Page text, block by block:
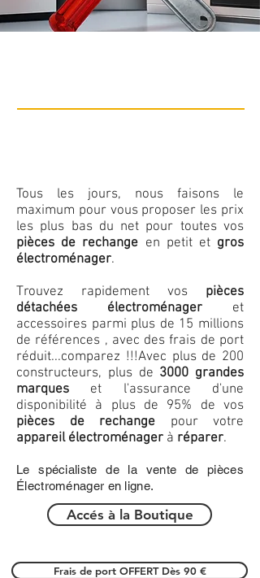
Tous les jours, nous faisons le
maximum pour vous proposer les prix
les plus bas du net pour toutes vos
pièces de rechange en petit et gros
électroménager.
Trouvez rapidement vos pièces
détachées électroménager et
accessoires parmi plus de 15 millions
de références , avec des frais de port
réduit...comparez !!!Avec plus de 200
constructeurs, plus de 3000 grandes
marques et l'assurance d'une
disponibilité à plus de 95% de vos
pièces de rechange pour votre
appareil électroménager à réparer.
Le spécialiste de la vente de pièces
Électroménager en ligne.
Accés à la Boutique
Frais de port OFFERT Dès 90 €